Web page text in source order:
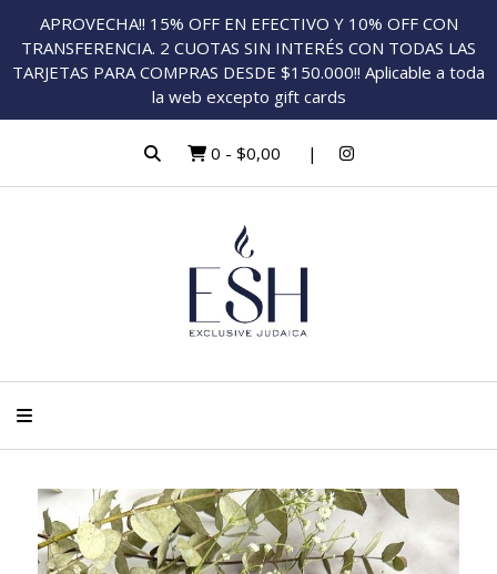
APROVECHA!! 15% OFF EN EFECTIVO Y 10% OFF CON
TRANSFERENCIA. 2 CUOTAS SIN INTERÉS CON TODAS LAS
TARJETAS PARA COMPRAS DESDE $150.000!! Aplicable a toda
la web excepto gift cards
0 - $0,00